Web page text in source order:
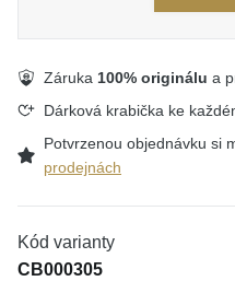
Záruka 100% originálu a
Dárková krabička ke
Potvrzenou objednávku si
prodejnách
Kód varianty
CB000305